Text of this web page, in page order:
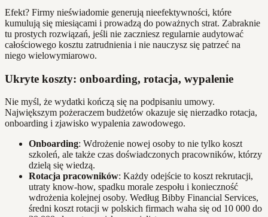
Efekt? Firmy nieświadomie generują nieefektywności, które
kumulują się miesiącami i prowadzą do poważnych strat. Zabraknie
tu prostych rozwiązań, jeśli nie zaczniesz regularnie audytować
całościowego kosztu zatrudnienia i nie nauczysz się patrzeć na
niego wielowymiarowo.
Ukryte koszty: onboarding, rotacja, wypalenie
Nie myśl, że wydatki kończą się na podpisaniu umowy.
Największym pożeraczem budżetów okazuje się nierzadko rotacja,
onboarding i zjawisko wypalenia zawodowego.
Onboarding: Wdrożenie nowej osoby to nie tylko koszt
szkoleń, ale także czas doświadczonych pracowników, którzy
dzielą się wiedzą.
Rotacja pracowników: Każdy odejście to koszt rekrutacji,
utraty know-how, spadku morale zespołu i konieczność
wdrożenia kolejnej osoby. Według Bibby Financial Services,
średni koszt rotacji w polskich firmach waha się od 10 000 do